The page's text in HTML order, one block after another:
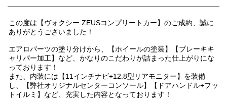
この度は【ヴォクシー ZEUSコンプリートカー】のご成約、誠に
ありがとうございました！
エアロパーツの塗り分けから、【ホイールの塗装】【ブレーキキ
ャリパー加工】など、かなりのこだわりが詰まった仕上がりにな
っております！
また、内装には【11インチナビ+12.8型リアモニター】を装備
し、【弊社オリジナルセンターコンソール】【ドアハンドル+フッ
トイルミ】など、充実した内容となっております！